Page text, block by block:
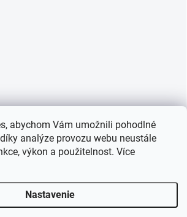
abychom Vám umožnili pohodlné
analýze provozu webu neustále
výkon a použitelnost. Více
Nastavenie